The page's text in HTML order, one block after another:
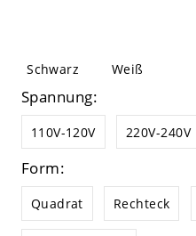
Schwarz Weiß
Spannung:
110V-120V 220V-240V
Form:
Quadrat Rechteck